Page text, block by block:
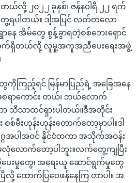
တယ်လို့ ၂၀၂၂ ခုနှစ်၊ ဇန်နဝါရီ ၂၂ ရက်
ေ့ရပါတယ်။ ဒါ့အပြင် လတ်တလော
နေ အိမ်တွေ စွန့်ခွာရတဲ့စစ်ဘေးရှောင်
က်ရှိတယ်လို့ လူမှု့အကူအညီပေးရေးအဖွဲ့
ြည့်ရင် မြန်မာပြည်ရဲ့ အခြေအနေ
ရာကောင်း တယ်၊ ဘယ်လောက်
တာ သိသာထင်ရှားပါတယ်။ဒီအတိုင်း
စ်မီးဟုန်းဟုန်းတောက်တော့မှာပါ။ဒါ
ဂအပါအဝင် နိုင်ငံတကာ အသိုက်အဝန်း
မလုံလောက်တော့ပါဘူး။လက်တွေ့ကျပြီး
မှုတွေ၊ အရေးယူ ဆောင်ရွက်မှုတွေ
ထောက်ပြဝေဖန်နေကြ တာပါ။ အ